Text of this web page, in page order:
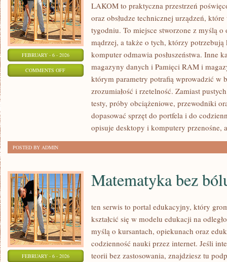
FEBRUARY - 6 - 2026
COMMENTS OFFON
LAKOM to praktyczna przestrzeń
oraz obsłudze technicznej urządzeń,
tygodniu. To miejsce stworzone z myślą
mądrzej, a także o tych, którzy
komputer odmawia posłuszeństwa. Inne
magazyny danych i Pamięci RAM i
którym parametry potrafią wprowadzić w
zrozumiałość i rzetelność. Zamiast
testy, próby obciążeniowe, przewodniki
dopasować sprzęt do portfela i do
opisuje desktopy i komputery przenośne,
POSTED BY ADMIN
FEBRUARY - 6 - 2026
Matematyka bez
ten serwis to portal edukacyjny, który
kształcić się w modelu edukacji na
myślą o kursantach, opiekunach oraz
codzienność nauki przez internet. Jeśli
teorii bez zastosowania, znajdziesz tu